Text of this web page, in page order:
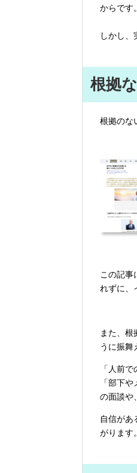
からです。
しかし、
根拠
根拠のな
この記事
れずに、
また、根
うに振舞
「人前
「部下
の面談や
自信があ
がります